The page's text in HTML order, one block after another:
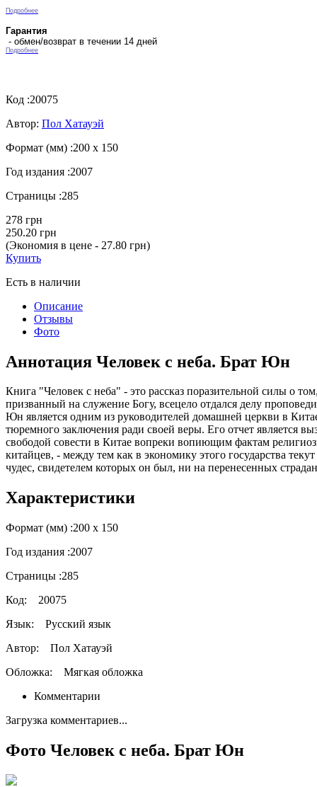
Подробнее
Гарантия
- обмен/возврат в течении 14 дней
Подробнее
Код :20075
Автор: Пол Хатауэй
Формат (мм) :200 х 150
Год издания :2007
Страницы :285
278 грн
250.20 грн
(Экономия в цене - 27.80 грн)
Купить
Есть в наличии
Описание
Отзывы
Фото
Аннотация Человек с неба. Брат Юн
Книга "Человек с неба" - это рассказ поразительной силы о
призванный на служение Богу, всецело отдался делу
Юн является одним из руководителей домашней церкви в
тюремного заключения ради своей веры. Его отчет является
свободой совести в Китае вопреки вопиющим фактам
китайцев, - между тем как в экономику этого государства
чудес, свидетелем которых он был, ни на перенесенных
Характеристики
Формат (мм) :200 х 150
Год издания :2007
Страницы :285
Код: 20075
Язык: Русский язык
Автор:
Пол Хатауэй
Обложка: Мягкая обложка
Комментарии
Загрузка комментариев...
Фото Человек с неба. Брат Юн